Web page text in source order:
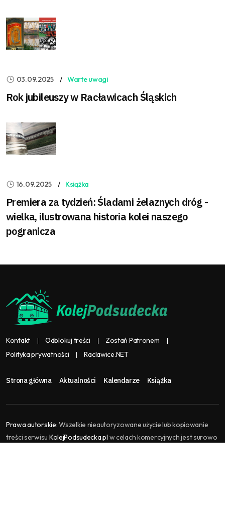
03.09.2025 Warte uwagi
Rok jubileuszy w Racławicach Śląskich
16.09.2025 Książka
Premiera za tydzień: Śladami żelaznych dróg -
wielka, ilustrowana historia kolei naszego
pogranicza
Kontakt Odblokuj treści
Zostań Patronem
Polityka prywatności
Raclawice.NET
Strona główna Aktualności Kalendarze Książka
Prawa autorskie:Wszelkie nieautoryzowane użycie lub kopiowanie
treści serwisu KolejPodsudecka.pl w celach komercyjnych jest surowo